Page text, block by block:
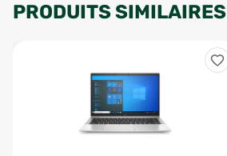
PRODUITS SIMILAIRES